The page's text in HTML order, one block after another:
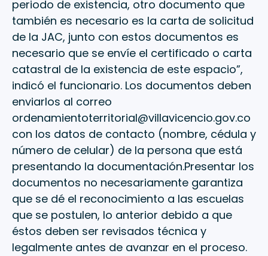
periodo de existencia, otro documento que
también es necesario es la carta de solicitud
de la JAC, junto con estos documentos es
necesario que se envíe el certificado o carta
catastral de la existencia de este espacio”,
indicó el funcionario. Los documentos deben
enviarlos al correo
ordenamientoterritorial@villavicencio.gov.co
con los datos de contacto (nombre, cédula y
número de celular) de la persona que está
presentando la documentación.Presentar los
documentos no necesariamente garantiza
que se dé el reconocimiento a las escuelas
que se postulen, lo anterior debido a que
éstos deben ser revisados técnica y
legalmente antes de avanzar en el proceso.